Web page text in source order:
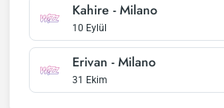
Kahire - Milano
10 Eylül
Erivan - Milano
31 Ekim